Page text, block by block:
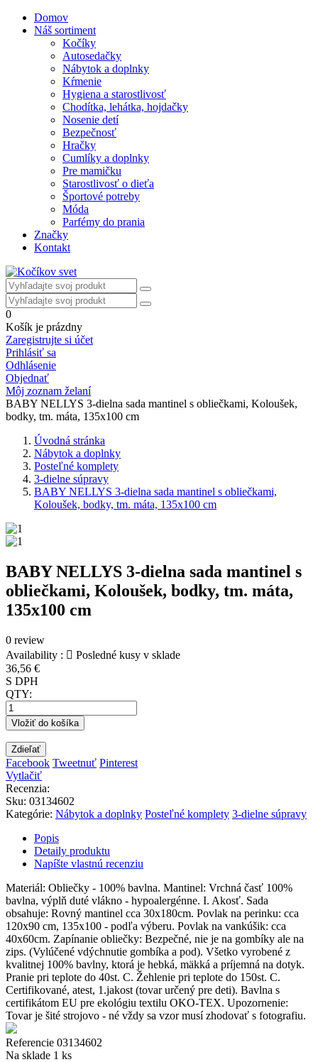
Domov
Náš sortiment
Kočíky
Autosedačky
Nábytok a doplnky
Kŕmenie
Hygiena a starostlivosť
Chodítka, lehátka, hojdačky
Nosenie detí
Bezpečnosť
Hračky
Cumlíky a doplnky
Pre mamičku
Starostlivosť o dieťa
Športové potreby
Móda
Parfémy do prania
Značky
Kontakt
0
Košík je prázdny
Zaregistrujte si účet
Prihlásiť sa
Odhlásenie
Objednať
Môj zoznam želaní
BABY NELLYS 3-dielna sada mantinel s obliečkami, Koloušek,
bodky, tm. máta, 135x100 cm
Úvodná stránka
Nábytok a doplnky
Posteľné komplety
3-dielne súpravy
BABY NELLYS 3-dielna sada mantinel s obliečkami,
Koloušek, bodky, tm. máta, 135x100 cm
BABY NELLYS 3-dielna sada mantinel s
obliečkami, Koloušek, bodky, tm. máta,
135x100 cm
0 review
Availability :  Posledné kusy v sklade
36,56 €
S DPH
QTY:
Vložiť do košíka
Zdieľať
Facebook Tweetnuť Pinterest
Vytlačiť
Recenzia:
Sku: 03134602
Kategórie: Nábytok a doplnky Posteľné komplety 3-dielne súpravy
Popis
Detaily produktu
Napíšte vlastnú recenziu
Materiál: Obliečky - 100% bavlna. Mantinel: Vrchná časť 100%
bavlna, výplň duté vlákno - hypoalergénne. I. Akosť. Sada
obsahuje: Rovný mantinel cca 30x180cm. Povlak na perinku: cca
120x90 cm, 135x100 - podľa výberu. Povlak na vankúšik: cca
40x60cm. Zapínanie obliečky: Bezpečné, nie je na gombíky ale na
zips. (Vylúčené vdýchnutie gombíka a pod). Všetko vyrobené z
kvalitnej 100% bavlny, ktorá je hebká, mäkká a príjemná na dotyk.
Pranie pri teplote do 40st. C. Žehlenie pri teplote do 150st. C.
Certifikované, atest, 1.jakost (tovar určený pre deti). Bavlna s
certifikátom EU pre ekológiu textilu OKO-TEX. Upozornenie:
Tovar je šité strojovo - né vždy sa vzor musí zhodovať s fotografiu.
Referencie 03134602
Na sklade 1 ks